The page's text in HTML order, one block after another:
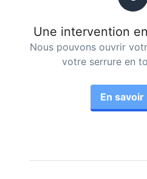
Une intervention
Nous pouvons ouvrir
votre serrure en
En savoir